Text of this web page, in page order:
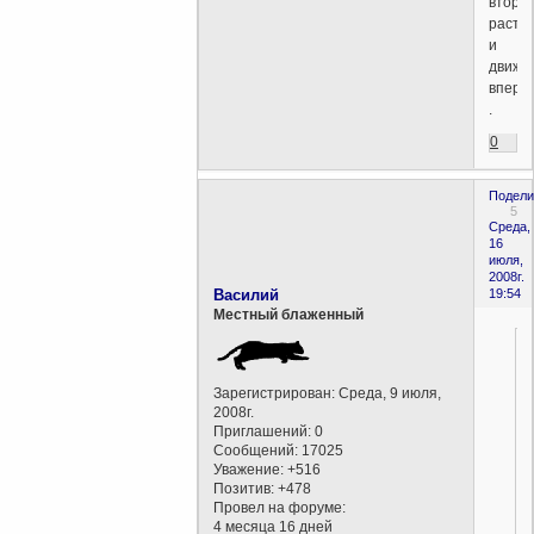
растут
и
0
5
Среда,
16
июля,
2008г.
19:54
Василий
Местный блаженный
Зарегистрирован: Среда, 9 июля,
2008г.
Приглашений: 0
Сообщений: 17025
Уважение: +516
Позитив: +478
Провел на форуме:
4 месяца 16 дней